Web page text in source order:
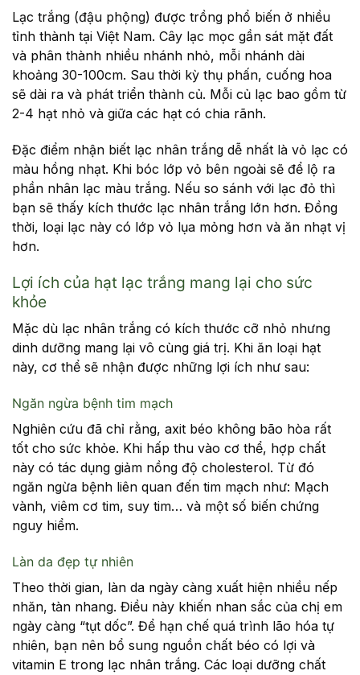
Lạc trắng (đậu phộng) được trồng phổ biến ở nhiều
tỉnh thành tại Việt Nam. Cây lạc mọc gần sát mặt đất
và phân thành nhiều nhánh nhỏ, mỗi nhánh dài
khoảng 30-100cm. Sau thời kỳ thụ phấn, cuống hoa
sẽ dài ra và phát triển thành củ. Mỗi củ lạc bao gồm từ
2-4 hạt nhỏ và giữa các hạt có chia rãnh.
Đặc điểm nhận biết lạc nhân trắng dễ nhất là vỏ lạc có
màu hồng nhạt. Khi bóc lớp vỏ bên ngoài sẽ để lộ ra
phần nhân lạc màu trắng. Nếu so sánh với lạc đỏ thì
bạn sẽ thấy kích thước lạc nhân trắng lớn hơn. Đồng
thời, loại lạc này có lớp vỏ lụa mỏng hơn và ăn nhạt vị
hơn.
Lợi ích của hạt lạc trắng mang lại cho sức
khỏe
Mặc dù lạc nhân trắng có kích thước cỡ nhỏ nhưng
dinh dưỡng mang lại vô cùng giá trị. Khi ăn loại hạt
này, cơ thể sẽ nhận được những lợi ích như sau:
Ngăn ngừa bệnh tim mạch
Nghiên cứu đã chỉ rằng, axit béo không bão hòa rất
tốt cho sức khỏe. Khi hấp thu vào cơ thể, hợp chất
này có tác dụng giảm nồng độ cholesterol. Từ đó
ngăn ngừa bệnh liên quan đến tim mạch như: Mạch
vành, viêm cơ tim, suy tim… và một số biến chứng
nguy hiểm.
Làn da đẹp tự nhiên
Theo thời gian, làn da ngày càng xuất hiện nhiều nếp
nhăn, tàn nhang. Điều này khiến nhan sắc của chị em
ngày càng “tụt dốc”. Để hạn chế quá trình lão hóa tự
nhiên, bạn nên bổ sung nguồn chất béo có lợi và
vitamin E trong lạc nhân trắng. Các loại dưỡng chất